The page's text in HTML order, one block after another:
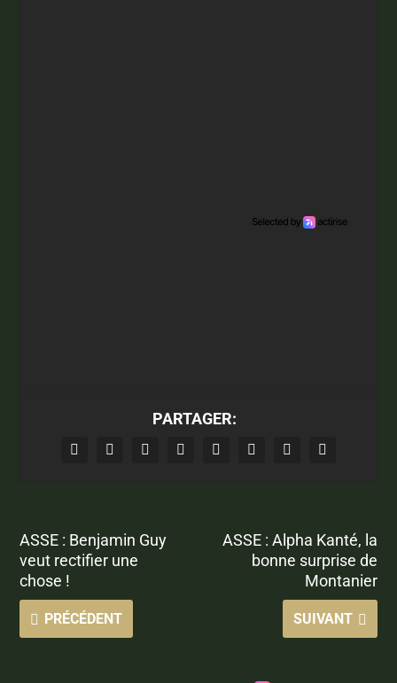
PARTAGER:
ASSE : Benjamin Guy
veut rectifier une
chose !
PRÉCÉDENT
ASSE : Alpha Kanté, la
bonne surprise de
Montanier
SUIVANT